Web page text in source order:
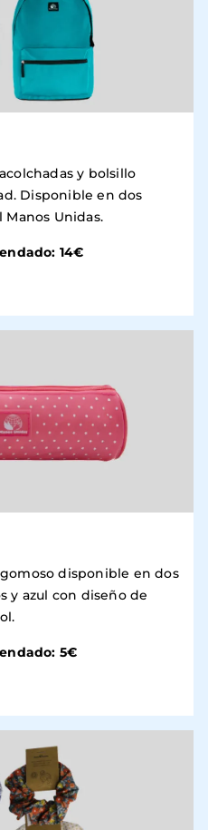
y bolsillo
Disponible en dos
Manos Unidas.
14€
en una ventana nueva)
disponible en dos
y azul con diseño de
5€
en una ventana nueva)